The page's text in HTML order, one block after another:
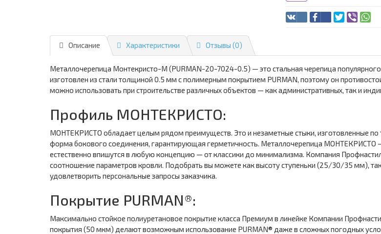
Описание Характеристики Отзывы (0)
Металлочерепица Монтекристо-M (PURMAN-20-7024-0.5) — это стальная черепица
изготовлен из стали толщиной 0.5 мм с полимерным покрытием PURMAN, поэтому он
можно использовать при строительстве различных объектов — как административных, так и
Профиль МОНТЕКРИСТО:
МОНТЕКРИСТО обладает целым рядом преимуществ. Это и незаметные стыки, изготовленные по
форма бокового соединения, гарантирующая герметичность. Металлочерепица МОНТЕКРИСТО —
естественно впишутся в любую концепцию — от классики до минимализма. Компания
соотношение параметров кровли. Подобрать вы можете как высоту ступеньки (25/30/35 мм),
удовлетворить персональные запросы заказчика.
Покрытие PURMAN®:
Максимально стойкое полиуретановое покрытие класса Премиум в линейке Компании
покрытия (50 мкм) делают возможным использование PURMAN® даже в сложных погодных